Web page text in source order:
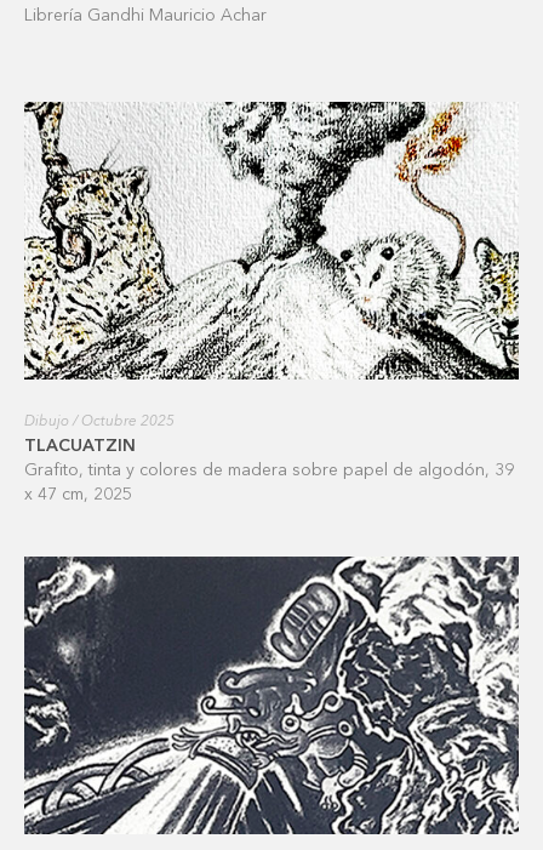
Librería Gandhi Mauricio Achar
Dibujo / Octubre 2025
TLACUATZIN
Grafito, tinta y colores de madera sobre papel de algodón, 39
x 47 cm, 2025